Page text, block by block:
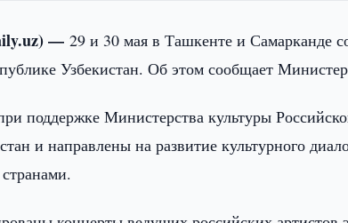
—29 и 30 мая в Ташкенте и Самарканде
Узбекистан. Об этом сообщает
поддержке Министерства культуры
и направлены на развитие культурного